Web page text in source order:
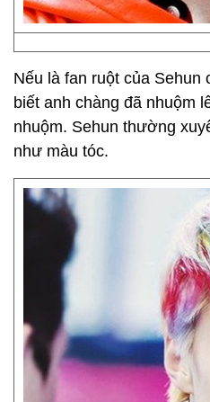
Nếu là fan ruột của Sehun
biết anh chàng đã nhuộm
nhuộm. Sehun thường
như màu tóc.